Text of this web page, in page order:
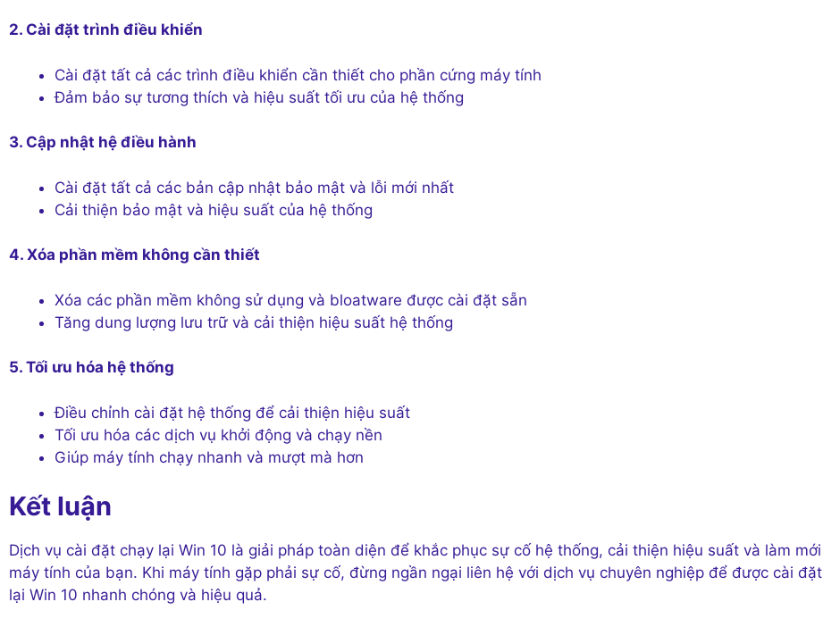
2. Cài đặt trình điều khiển
Cài đặt tất cả các trình điều khiển cần thiết cho phần cứng máy tính
Đảm bảo sự tương thích và hiệu suất tối ưu của hệ thống
3. Cập nhật hệ điều hành
Cài đặt tất cả các bản cập nhật bảo mật và lỗi mới nhất
Cải thiện bảo mật và hiệu suất của hệ thống
4. Xóa phần mềm không cần thiết
Xóa các phần mềm không sử dụng và bloatware được cài đặt sẵn
Tăng dung lượng lưu trữ và cải thiện hiệu suất hệ thống
5. Tối ưu hóa hệ thống
Điều chỉnh cài đặt hệ thống để cải thiện hiệu suất
Tối ưu hóa các dịch vụ khởi động và chạy nền
Giúp máy tính chạy nhanh và mượt mà hơn
Kết luận
Dịch vụ cài đặt chạy lại Win 10 là giải pháp toàn diện để khắc phục sự cố hệ thống, cải thiện hiệu suất và làm mới
máy tính của bạn. Khi máy tính gặp phải sự cố, đừng ngần ngại liên hệ với dịch vụ chuyên nghiệp để được cài đặt
lại Win 10 nhanh chóng và hiệu quả.